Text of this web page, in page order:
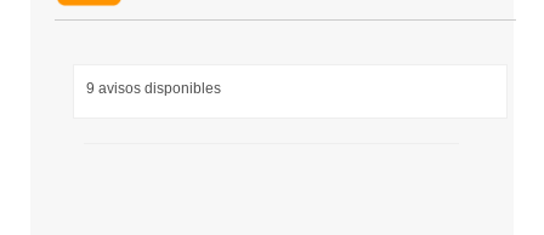
9 avisos disponibles